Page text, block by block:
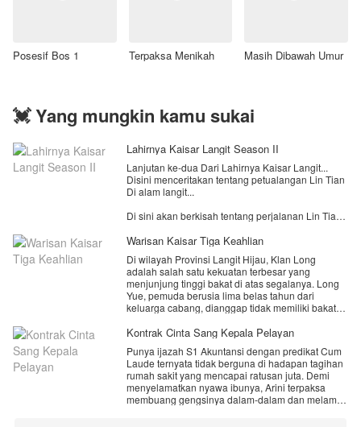
Posesif Bos 1 Terpaksa Menikah Masih Dibawah Umur
💓 Yang mungkin kamu sukai
Lahirnya Kaisar Langit Season II
Lanjutan ke-dua Dari Lahirnya Kaisar Langit...
Disini menceritakan tentang petualangan Lin Tian
Di alam langit...
Di sini akan berkisah tentang perjalanan Lin Tian
berjuang untuk mencapai istana langit,
Tian berjalan dalam jalan yang penuh dengan
kesulitan...
Perjalanan yang akan membuat Lin Tian
selangkah demi selangkah menuju tahtanya untuk
para dewa dan penguasa seluruh alam langit!
Warisan Kaisar Tiga Keahlian
Di wilayah Provinsi Langit Hijau, Klan Long
adalah salah satu kekuatan terbesar yang
menjunjung tinggi bakat di atas segalanya. Long
Yue, pemuda berusia lima belas tahun dari
keluarga cabang, dianggap tidak memiliki bakat
—kultivasi, alkimia, maupun pembentukan
penghinaan, dan diasingkan oleh seluruh anggota
klan bahkan keluarganya sendiri karena dianggap
beban yang tidak berguna. Saat kepala klan
mengusulkannya untuk dibuang di pertemuan
tahunan, Long Yue dengan berani mengumumkan
Kontrak Cinta Sang Kepala Pelayan
Punya ijazah S1 Akuntansi dengan predikat Cum
Laude ternyata tidak berguna di hadapan tagihan
rumah sakit yang mencapai ratusan juta. Demi
menyelamatkan nyawa ibunya, Arini terpaksa
membuang gengsinya dalam-dalam dan melamar